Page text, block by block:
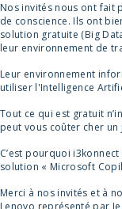
Nos invités nous ont fait
de conscience. Ils ont
solution gratuite (Big
leur environnement de
Leur environnement
utiliser l'Intelligence
Tout ce qui est gratuit
peut vous coûter cher un
C’est pourquoi
solution « Microsoft
Merci à nos invités et à